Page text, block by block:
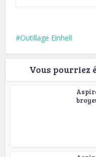
Outillage Einhell
Vous pourriez